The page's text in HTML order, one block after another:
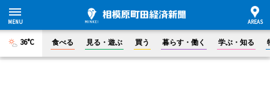
36°C 食べる 見る・遊ぶ 買う 暮らす・働く 学ぶ・知る